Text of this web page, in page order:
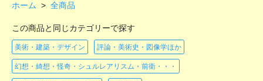
ホーム > 全商品
この商品と同じカテゴリーで探す
美術・建築・デザイン 評論・美術史・図像学ほか
幻想・綺想・怪奇・シュルレアリスム・前衛・・・